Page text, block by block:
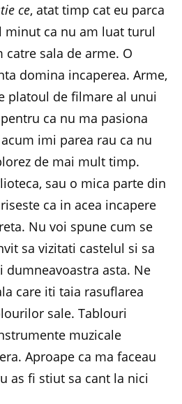
ce, atat timp cat eu parca
ca nu am luat turul
sala de arme. O
domina incaperea. Arme,
platoul de filmare al unui
ca nu ma pasiona
imi parea rau ca nu
de mai mult timp.
sau o mica parte din
ca in acea incapere
Nu voi spune cum se
sa vizitati castelul si sa
dumneavoastra asta. Ne
care iti taia rasuflarea
sale. Tablouri
muzicale
Aproape ca ma faceau
as fi stiut sa cant la nici